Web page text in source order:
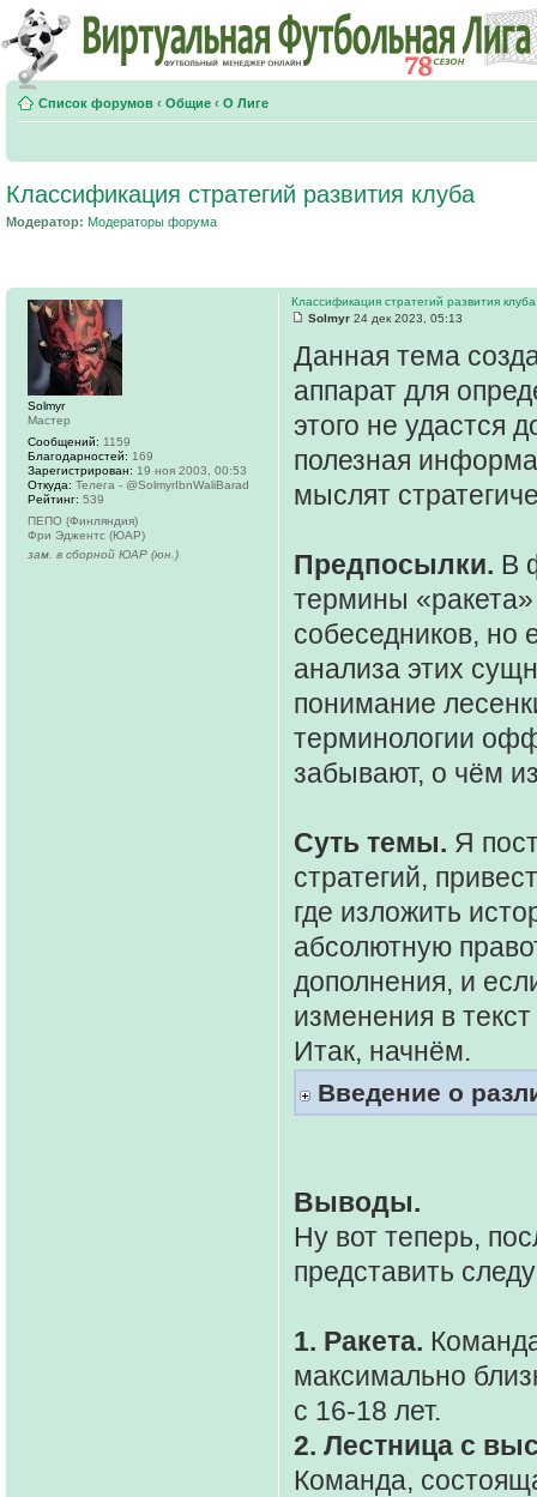
Список форумов ‹ Общие ‹ О Лиге
Классификация стратегий развития клуба
Модератор: Модераторы форума
Классификация стратегий развития клуба
Solmyr 24 дек 2023, 05:13
Данная тема
аппарат для
этого не удастся
полезная
мыслят
Предпосылки. В
термины
собеседников, но
анализа этих
понимание
терминологии
забывают, о чём
Суть темы. Я
стратегий,
где изложить
абсолютную
дополнения, и
изменения в
Итак, начнём.
Введение о
Выводы.
Ну вот теперь,
представить
1. Ракета.
максимально
с 16-18 лет.
2. Лестница с
Команда,
Solmyr
Мастер
Сообщений: 1159
Благодарностей: 169
Зарегистрирован: 19 ноя 2003, 00:53
Откуда: Телега - @SolmyrIbnWaliBarad
Рейтинг: 539
ПЕПО (Финляндия)
Фри Эджентс (ЮАР)
зам. в сборной ЮАР (юн.)